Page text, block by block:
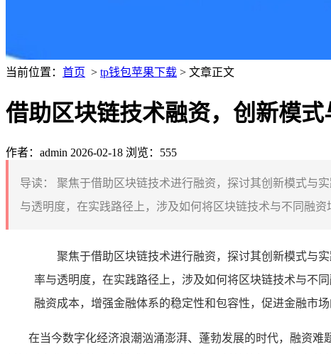
当前位置： 首页 > tp钱包苹果下载 > 文章正文
借助区块链技术融资，创新模
作者：admin 2026-02-18 浏览：555
导读：
聚焦于借助区块链技术进行融资，探讨其创新模式与
与透明度，在实践路径上，涉及如何将区块链技术与不同融
聚焦于借助区块链技术进行融资，探讨其创新模式与
率与透明度，在实践路径上，涉及如何将区块链技术与不
融资成本，增强金融体系的稳定性和包容性，促进金融市场
在当今数字化经济浪潮汹涌澎湃、蓬勃发展的时代，融资